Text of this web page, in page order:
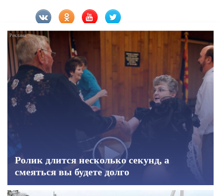
Ролик длится несколько секунд, а
смеяться вы будете долго